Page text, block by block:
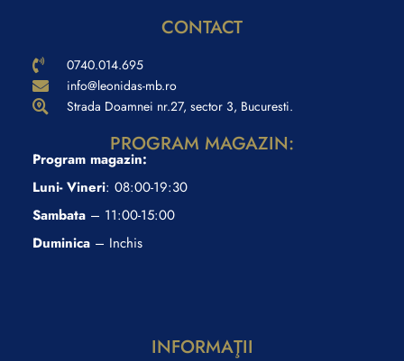
CONTACT
0740.014.695
info@leonidas-mb.ro
Strada Doamnei nr.27, sector 3, Bucuresti.
PROGRAM MAGAZIN:
Program magazin:
Luni- Vineri: 08:00-19:30
Sambata – 11:00-15:00
Duminica – Inchis
INFORMAŢII